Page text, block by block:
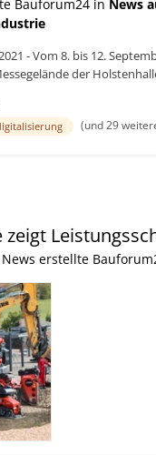
Bauforum24 in News
- Vom 8. bis 12.
der
und alle
Baugerä...
(und 29
zeigt
erstellte